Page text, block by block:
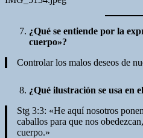
¿Qué se entiende por la
cuerpo»?
Controlar los malos deseos de
¿Qué ilustración se usa en
Stg 3:3: «He aquí nosotros
caballos para que nos
cuerpo.»